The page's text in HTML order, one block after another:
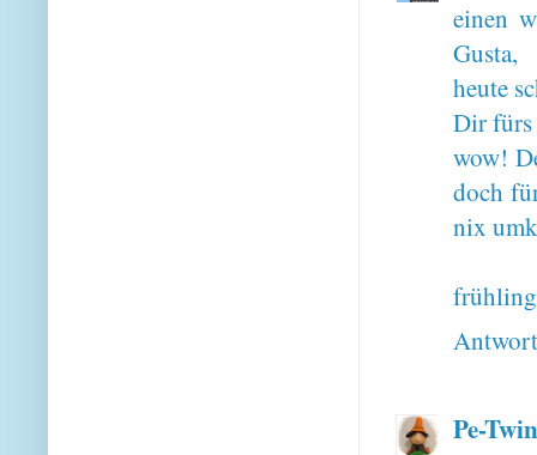
einen
Gusta,
heute
Dir fürs
wow!
doch
nix
Pe-